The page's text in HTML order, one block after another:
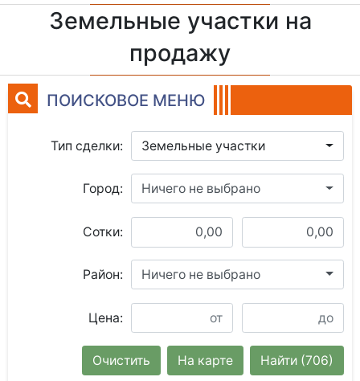
Земельные участки на
продажу
ПОИСКОВОЕ МЕНЮ
Тип сделки: Земельные участки
Город: Ничего не выбрано
Сотки:
Район: Ничего не выбрано
Цена:
Найти (706)
На карте
Очистить